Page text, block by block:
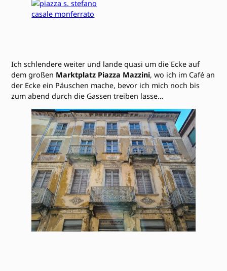
Ich schlendere weiter und lande quasi um die Ecke auf
dem großen Marktplatz Piazza Mazzini, wo ich im Café an
der Ecke ein Päuschen mache, bevor ich mich noch bis
zum abend durch die Gassen treiben lasse…